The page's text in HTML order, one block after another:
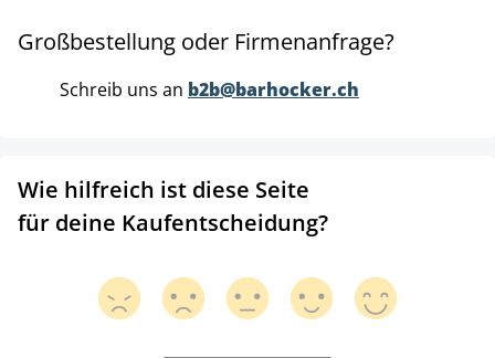
Großbestellung oder Firmenanfrage?
Schreib uns an b2b@barhocker.ch
Wie hilfreich ist diese Seite
für deine Kaufentscheidung?